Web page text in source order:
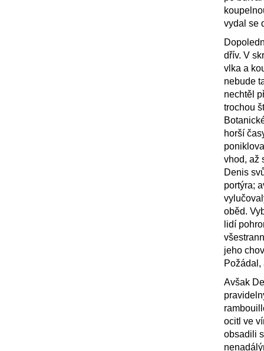
vydal se
dřív. V
vlka a
nebude
nechtěl
trochou
horší
vhod, až
Denis
portýra;
oběd.
lidí
jeho
Avšak
ocitl ve
obsadili